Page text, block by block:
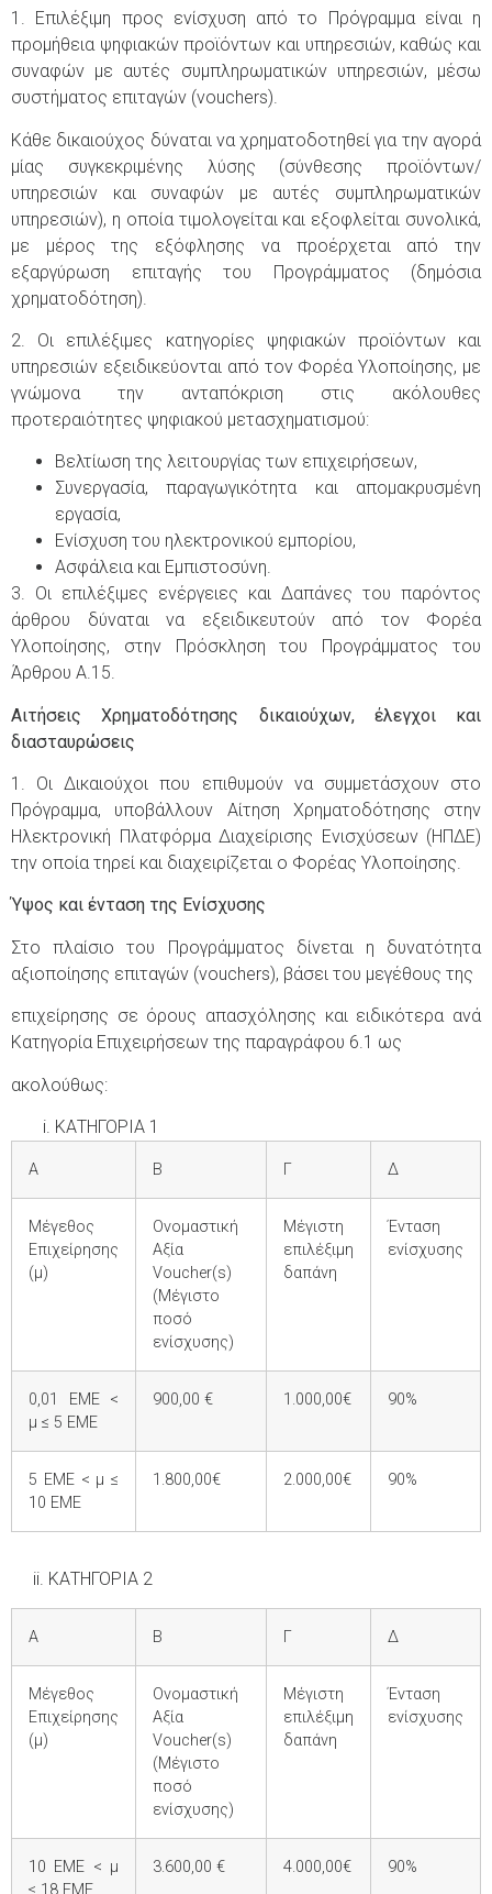
1. Επιλέξιμη προς ενίσχυση από το Πρόγραμμα είναι η
προμήθεια ψηφιακών προϊόντων και υπηρεσιών, καθώς και
συναφών με αυτές συμπληρωματικών υπηρεσιών, μέσω
συστήματος επιταγών (vouchers).
Κάθε δικαιούχος δύναται να χρηματοδοτηθεί για την αγορά
μίας συγκεκριμένης λύσης (σύνθεσης προϊόντων/
υπηρεσιών και συναφών με αυτές συμπληρωματικών
υπηρεσιών), η οποία τιμολογείται και εξοφλείται συνολικά,
με μέρος της εξόφλησης να προέρχεται από την
εξαργύρωση επιταγής του Προγράμματος (δημόσια
χρηματοδότηση).
2. Οι επιλέξιμες κατηγορίες ψηφιακών προϊόντων και
υπηρεσιών εξειδικεύονται από τον Φορέα Υλοποίησης, με
γνώμονα την ανταπόκριση στις ακόλουθες
προτεραιότητες ψηφιακού μετασχηματισμού:
Βελτίωση της λειτουργίας των επιχειρήσεων,
Συνεργασία, παραγωγικότητα και απομακρυσμένη
εργασία,
Ενίσχυση του ηλεκτρονικού εμπορίου,
Ασφάλεια και Εμπιστοσύνη.
3. Οι επιλέξιμες ενέργειες και Δαπάνες του παρόντος
άρθρου δύναται να εξειδικευτούν από τον Φορέα
Υλοποίησης, στην Πρόσκληση του Προγράμματος του
Άρθρου Α.15.
Αιτήσεις Χρηματοδότησης δικαιούχων, έλεγχοι και
διασταυρώσεις
1. Οι Δικαιούχοι που επιθυμούν να συμμετάσχουν στο
Πρόγραμμα, υποβάλλουν Αίτηση Χρηματοδότησης στην
Ηλεκτρονική Πλατφόρμα Διαχείρισης Ενισχύσεων (ΗΠΔΕ)
την οποία τηρεί και διαχειρίζεται ο Φορέας Υλοποίησης.
Ύψος και ένταση της Ενίσχυσης
Στο πλαίσιο του Προγράμματος δίνεται η δυνατότητα
αξιοποίησης επιταγών (vouchers), βάσει του μεγέθους της
επιχείρησης σε όρους απασχόλησης και ειδικότερα ανά
Κατηγορία Επιχειρήσεων της παραγράφου 6.1 ως
ακολούθως:
ΚΑΤΗΓΟΡΙΑ 1
Α Β Γ Δ
Μέγεθος
Επιχείρησης
(μ)
Ονομαστική
Αξία
Voucher(s)
(Μέγιστο
ποσό
ενίσχυσης)
Μέγιστη
επιλέξιμη
δαπάνη
Ένταση
ενίσχυσης
0,01 ΕΜΕ <
μ ≤ 5 ΕΜΕ
900,00 € 1.000,00€ 90%
5 ΕΜΕ < μ ≤
10 ΕΜΕ
1.800,00€ 2.000,00€ 90%
ii. ΚΑΤΗΓΟΡΙΑ 2
Α Β Γ Δ
Μέγεθος
Επιχείρησης
(μ)
Ονομαστική
Αξία
Voucher(s)
(Μέγιστο
ποσό
ενίσχυσης)
Μέγιστη
επιλέξιμη
δαπάνη
Ένταση
ενίσχυσης
10 ΕΜΕ < μ
3.600,00 € 4.000,00€ 90%